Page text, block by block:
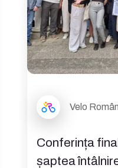
Velo
Conferința
șaptea